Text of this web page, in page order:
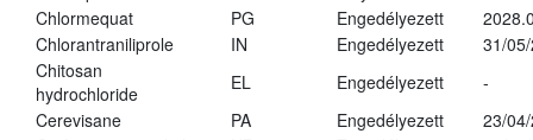
Chlormequat
PG Engedélyezett
Chlorantraniliprole
IN Engedélyezett
31/
Chitosan
hydrochloride
EL Engedélyezett
-
Cerevisane
PA Engedélyezett
23/